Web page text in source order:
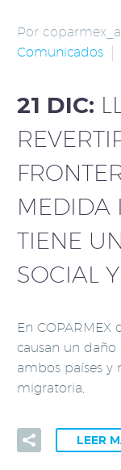
Por
Comunicados
21 DIC:
MEDIDA
TIENE
SOCIAL
En
causan un
ambos países y
migratoria,
LEER